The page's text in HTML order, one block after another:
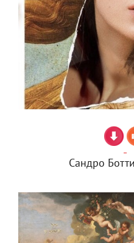
Сандро